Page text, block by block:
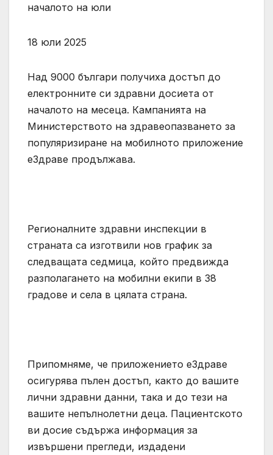
началото на юли
18 юли 2025
Над 9000 българи получиха достъп до
електронните си здравни досиета от
началото на месеца. Кампанията на
Министерството на здравеопазването за
популяризиране на мобилното приложение
еЗдраве продължава.
Регионалните здравни инспекции в
страната са изготвили нов график за
следващата седмица, който предвижда
разполагането на мобилни екипи в 38
градове и села в цялата страна.
Припомняме, че приложението еЗдраве
осигурява пълен достъп, както до вашите
лични здравни данни, така и до тези на
вашите непълнолетни деца. Пациентското
ви досие съдържа информация за
извършени прегледи, издадени